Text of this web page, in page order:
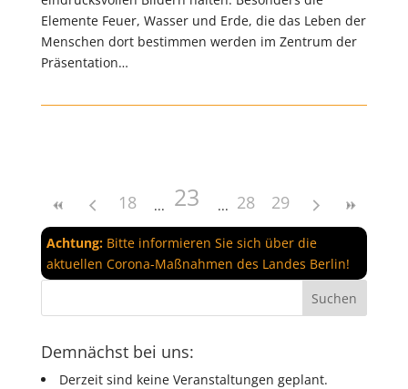
Elemente Feuer, Wasser und Erde, die das Leben der
Menschen dort bestimmen werden im Zentrum der
Präsentation…
18 23 28 29
Achtung:Bitte informieren Sie sich über die
aktuellen Corona-Maßnahmen des Landes Berlin!
Demnächst bei uns:
Derzeit sind keine Veranstaltungen geplant.